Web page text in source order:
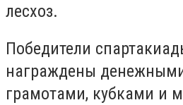
лесхоз.
Победители
награждены
грамотами, кубками и